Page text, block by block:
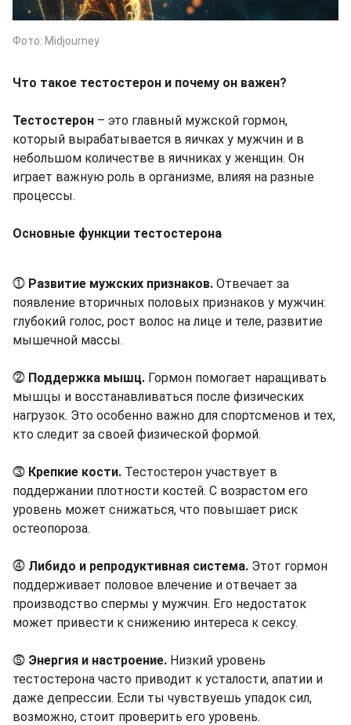
Фото: Midjourney
Что такое тестостерон и почему он важен?
Тестостерон – это главный мужской гормон,
который вырабатывается в яичках у мужчин и в
небольшом количестве в яичниках у женщин. Он
играет важную роль в организме, влияя на разные
процессы.
Основные функции тестостерона
⓵ Развитие мужских признаков. Отвечает за
появление вторичных половых признаков у мужчин:
глубокий голос, рост волос на лице и теле, развитие
мышечной массы.
⓶ Поддержка мышц. Гормон помогает наращивать
мышцы и восстанавливаться после физических
нагрузок. Это особенно важно для спортсменов и тех,
кто следит за своей физической формой.
⓷ Крепкие кости. Тестостерон участвует в
поддержании плотности костей. С возрастом его
уровень может снижаться, что повышает риск
остеопороза.
⓸ Либидо и репродуктивная система. Этот гормон
поддерживает половое влечение и отвечает за
производство спермы у мужчин. Его недостаток
может привести к снижению интереса к сексу.
⓹ Энергия и настроение. Низкий уровень
тестостерона часто приводит к усталости, апатии и
даже депрессии. Если ты чувствуешь упадок сил,
возможно, стоит проверить его уровень.